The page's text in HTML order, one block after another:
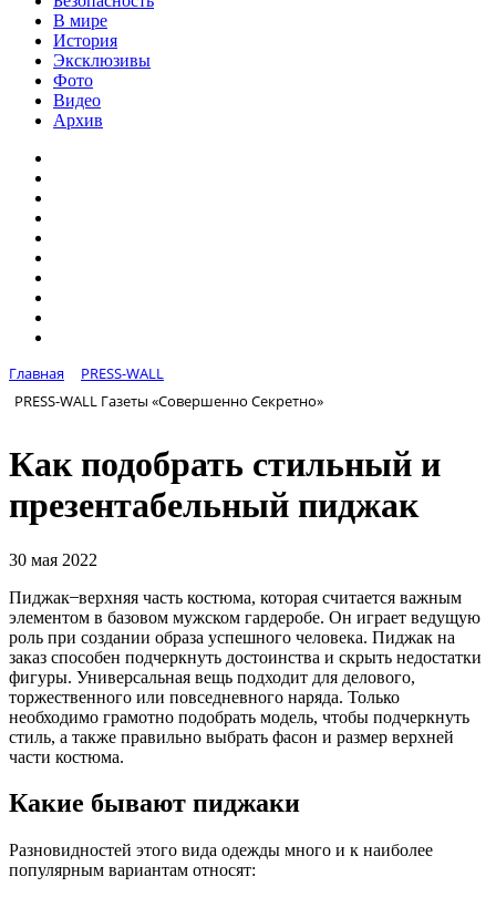
В мире
История
Эксклюзивы
Фото
Видео
Архив
Главная
PRESS-WALL
PRESS-WALL Газеты «Совершенно Секретно»
Как подобрать стильный и
презентабельный пиджак
30 мая 2022
Пиджак ̶ верхняя часть костюма, которая считается важным
элементом в базовом мужском гардеробе. Он играет ведущую
роль при создании образа успешного человека. Пиджак на
заказ способен подчеркнуть достоинства и скрыть недостатки
фигуры. Универсальная вещь подходит для делового,
торжественного или повседневного наряда. Только
необходимо грамотно подобрать модель, чтобы подчеркнуть
стиль, а также правильно выбрать фасон и размер верхней
части костюма.
Какие бывают пиджаки
Разновидностей этого вида одежды много и к наиболее
популярным вариантам относят: